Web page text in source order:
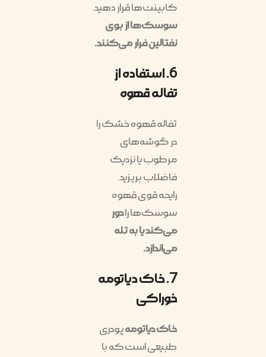
کابینت‌ها قرار دهید.
سوسک‌ها از بوی
نفتالین فرار می‌کنند.
6. استفاده از
تفاله قهوه
تفاله قهوه خشک را
در گوشه‌های
مرطوب یا نزدیک
فاضلاب بریزید.
رایحه قوی قهوه
سوسک‌ها رادور
می‌کند یا به تله
می‌اندازد.
7. خاک دیاتومه
خوراکی
خاک دیاتومهپودری
طبیعی است که با